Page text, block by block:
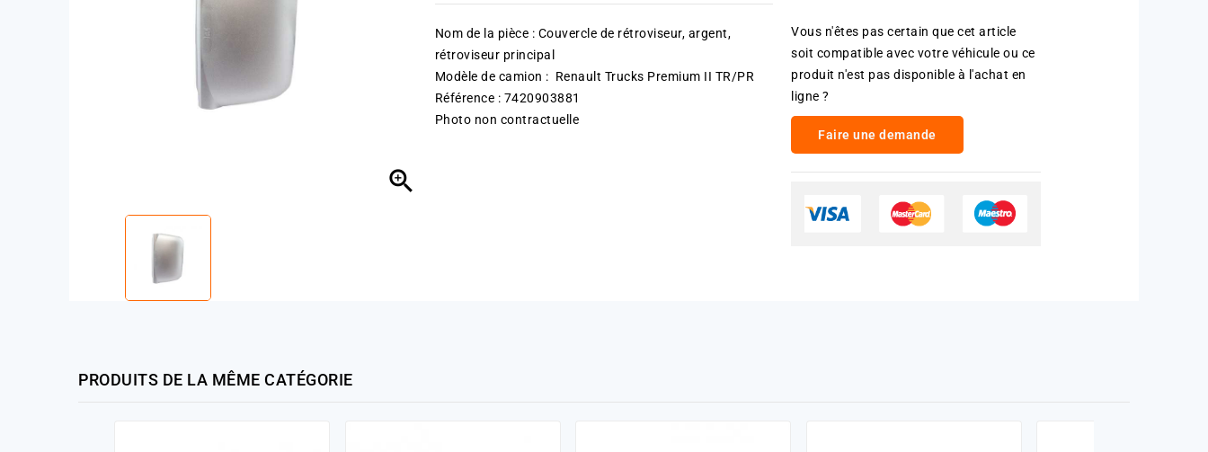

Nom de la pièce : Couvercle de rétroviseur, argent,
rétroviseur principal
Modèle de camion : Renault Trucks Premium II TR/PR
Référence : 7420903881
Photo non contractuelle
Vous n'êtes pas certain que cet article
soit compatible avec votre véhicule ou ce
produit n'est pas disponible à l'achat en
ligne ?
Faire une demande
PRODUITS DE LA MÊME CATÉGORIE